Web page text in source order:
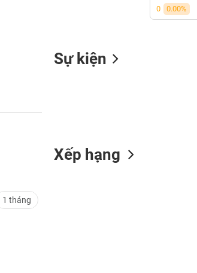
0
0.00%
Sự kiện
1 tháng
Xếp hạng